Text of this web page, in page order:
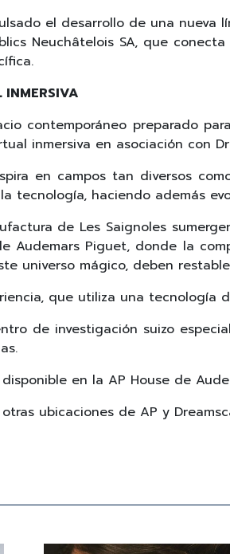
el desarrollo de una nueva
Neuchâtelois SA, que
INMERSIVA
contemporáneo preparado
inmersiva en asociación con
en campos tan diversos
tecnología, haciendo además
de Les Saignoles
Audemars Piguet, donde la
universo mágico, deben
que utiliza una tecnología
de investigación suizo
en la AP House de
ubicaciones de AP y